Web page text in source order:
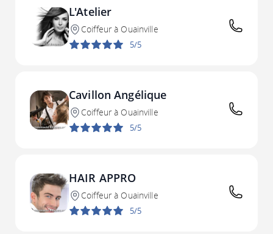
L'Atelier
Coiffeur à Ouainville
5/5
Cavillon Angélique
Coiffeur à Ouainville
5/5
HAIR APPRO
Coiffeur à Ouainville
5/5